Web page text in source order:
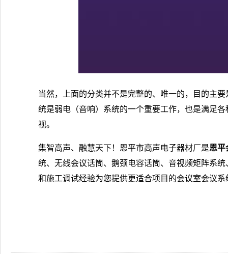
当然，上面的分类并不是完整的、唯一的，目的主
统是弱电（音响）系统的一个重要工作，也是满足
视。
集智高声、融慧天下！恩平市高声电子器材厂是恩平
统、无线会议话筒、鹅颈电容话筒、音视频矩阵系
和施工调试经验为您提供更适合项目的会议室会议